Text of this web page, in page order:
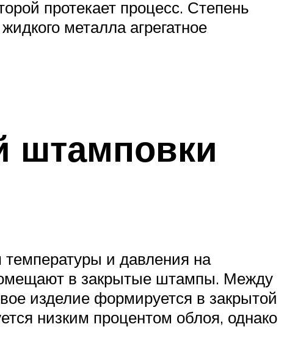
протекает процесс. Степень
металла агрегатное
штамповки
и давления на
в закрытые штампы. Между
изделие формируется в закрытой
низким процентом облоя, однако